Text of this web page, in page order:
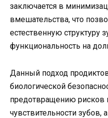
заключается в
вмешательства, что
естественную структуру
функциональность на
Данный подход
биологической
предотвращению
чувствительности